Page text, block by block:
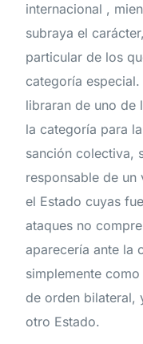
internacional ,
subraya el
particular de los
categoría
libraran de uno de
la categoría para
sanción colectiva,
responsable de
el Estado cuyas
ataques no
aparecería ante la
simplemente
de orden bilateral,
otro Estado.